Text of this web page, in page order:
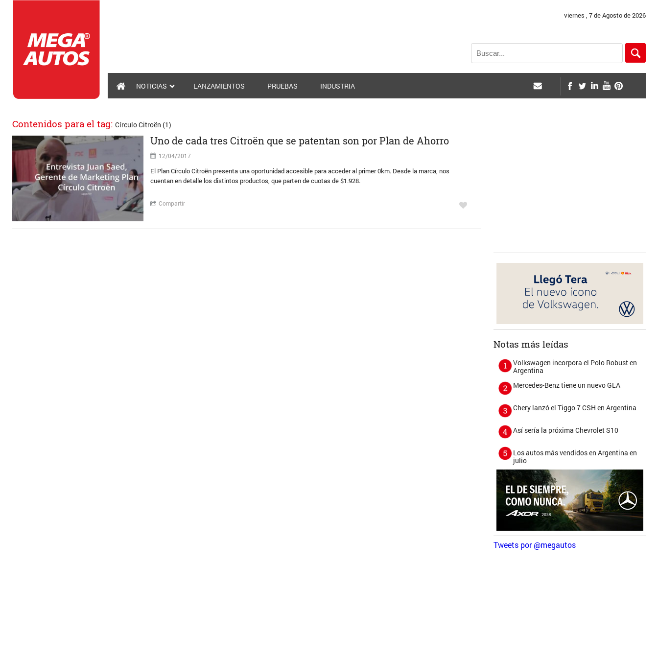
viernes , 7 de Agosto de 2026
NOTICIAS LANZAMIENTOS PRUEBAS INDUSTRIA
Contenidos para el tag: Círculo Citroën (1)
Uno de cada tres Citroën que se patentan son por Plan de Ahorro
12/04/2017
El Plan Círculo Citroën presenta una oportunidad accesible para acceder al primer 0km. Desde la marca, nos
cuentan en detalle los distintos productos, que parten de cuotas de $1.928.
Compartir
Notas más leídas
Volkswagen incorpora el Polo Robust en
Argentina
Mercedes-Benz tiene un nuevo GLA
Chery lanzó el Tiggo 7 CSH en Argentina
Así sería la próxima Chevrolet S10
Los autos más vendidos en Argentina en
julio
Tweets por @megautos